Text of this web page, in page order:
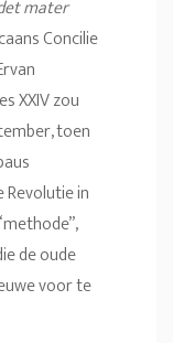
mater
Concilie
XXIV zou
toen
Revolutie in
de oude
voor te